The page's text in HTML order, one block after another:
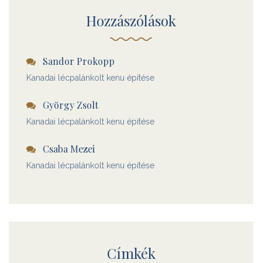
Hozzászólások
Sandor Prokopp
Kanadai lécpalánkolt kenu építése
György Zsolt
Kanadai lécpalánkolt kenu építése
Csaba Mezei
Kanadai lécpalánkolt kenu építése
Címkék